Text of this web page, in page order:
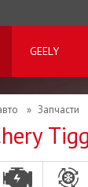
GEELY
» Запчасти